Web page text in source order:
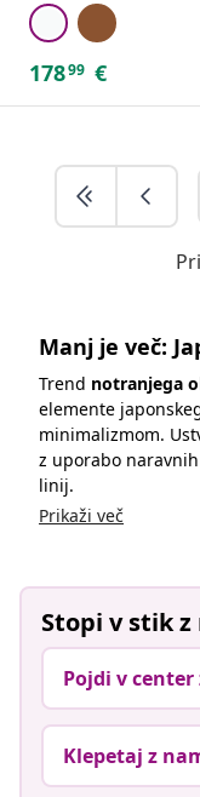
17899 €
Manj je več:
Trend notranjega
elemente
minimalizmom.
z uporabo
linij.
Prikaži več
Stopi v stik z
Pojdi v center
Klepetaj z